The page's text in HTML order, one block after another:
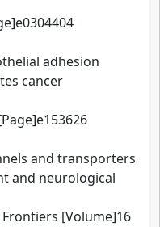
adhesion
cancer
and transporters
and neurological
[Volume]16